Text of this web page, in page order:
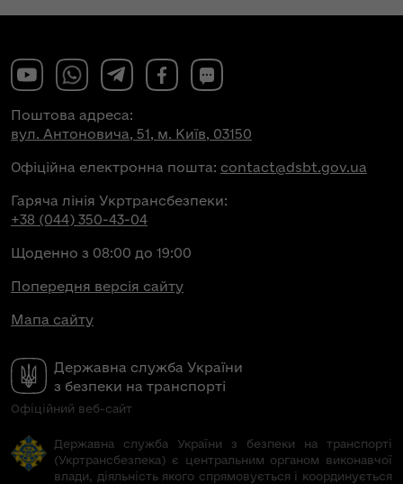
Державна служба України
з безпеки на транспорті
Офіційний веб-сайт
Поштова адреса:
вул. Антоновича, 51, м. Київ, 03150
Офіційна електронна пошта: contact@dsbt.gov.ua
Гаряча лінія Укртрансбезпеки:
+38 (044) 350-43-04
Щоденно з 08:00 до 19:00
Попередня версія сайту
Мапа сайту
Державна служба України з безпеки на транспорті
(Укртрансбезпека) є центральним органом виконавчої
влади, діяльність якого спрямовується і координується